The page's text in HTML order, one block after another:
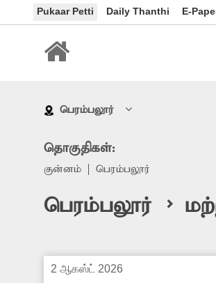
Pukaar Petti Daily Thanthi E-
பெரம்பலூர்
தொகுதிகள்:
குன்னம் பெரம்பலூர்
பெரம்பலூர் >
2 ஆகஸ்ட் 2026